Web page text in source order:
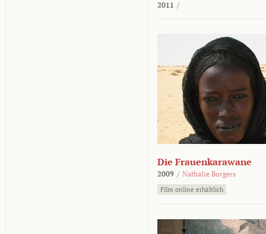
2011 /
Die Frauenkarawane
2009 / Nathalie Borgers
Film online erhältlich